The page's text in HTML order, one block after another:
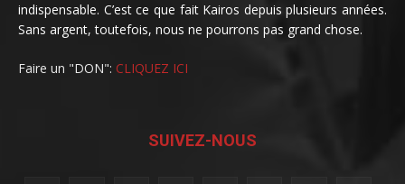
indispensable. C’est ce que fait Kairos depuis plusieurs années.
Sans argent, toutefois, nous ne pourrons pas grand chose.
Faire un "DON": CLIQUEZ ICI
SUIVEZ-NOUS